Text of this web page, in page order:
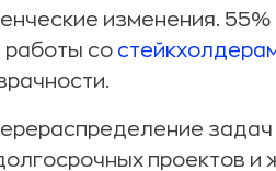
изменения.
работы со
проектов